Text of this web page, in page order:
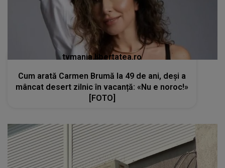
tvmania.libertatea.ro
Cum arată Carmen Brumă la 49 de ani, deși a
mâncat desert zilnic în vacanță: «Nu e noroc!»
[FOTO]